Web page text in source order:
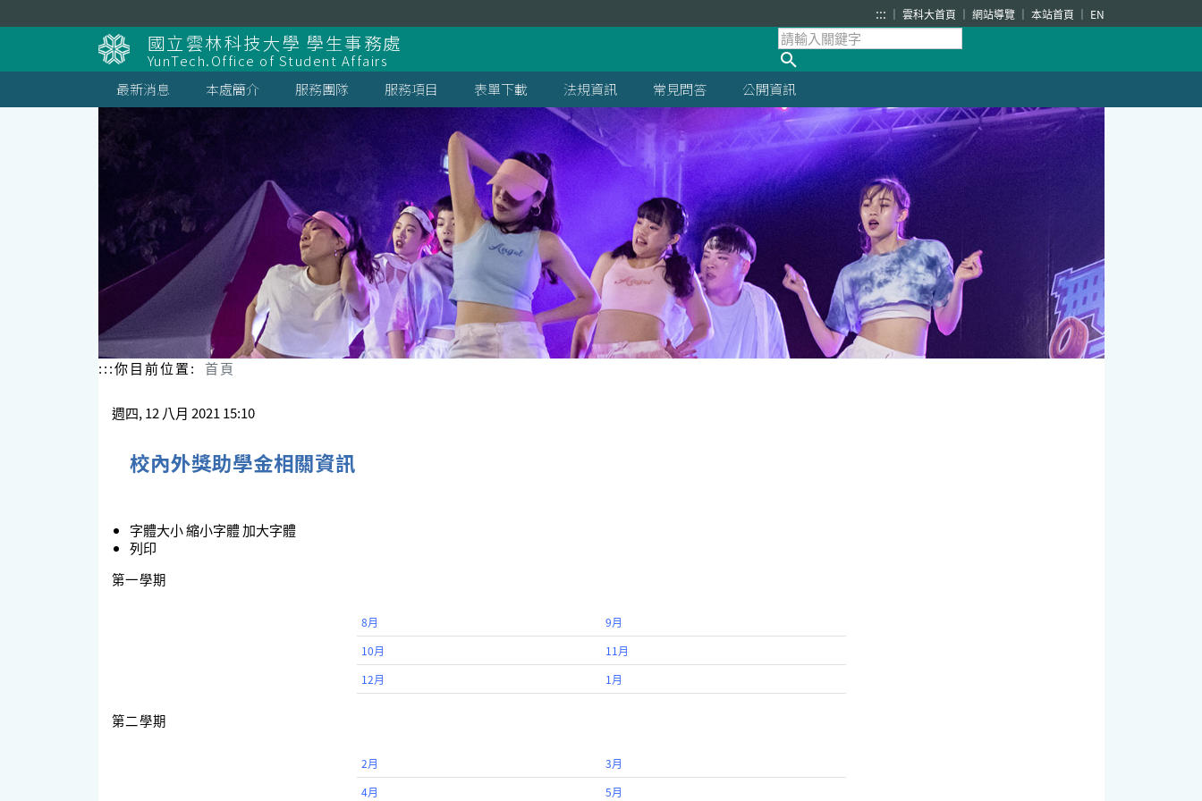
到
主
要
內
容
::: 雲科大首頁 網站導覽 本站首頁 EN
國立雲林科技大學 學生事務處
YunTech.Office of Student Affairs
最新消息
本處簡介 服務團隊 服務項目 表單下載 法規資訊 常見問答 公開資訊
:::你目前位置: 首頁
週四, 12 八月 2021 15:10
校內外獎助學金相關資訊
字體大小縮小字體加大字體
列印
第一學期
8月
9月
10月
11月
12月
1月
第二學期
2月
3月
4月
5月